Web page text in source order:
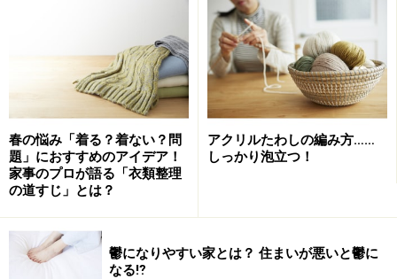
春の悩み「着る？着ない？問
題」におすすめのアイデア！
家事のプロが語る「衣類整理
の道すじ」とは？
アクリルたわしの編み方……
しっかり泡立つ！
鬱になりやすい家とは？ 住まいが悪いと鬱に
なる⁉